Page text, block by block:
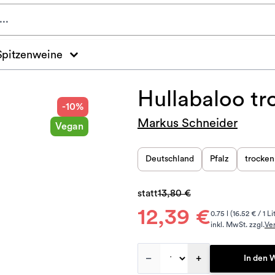
-10%
Vegan
Hullabaloo
Markus Schneider
Deutschland Pfalz trocken
12,39 €
statt13,80 €
0.75 l (16.52 € / 1
inkl. MwSt. zzgl.
– + In den